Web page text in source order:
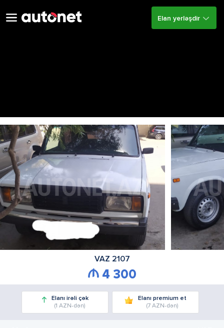
Elan yerləşdir
VAZ 2107
4 300
Elanı irəli çək
(1 AZN-dən)
Elanı premium et
(7 AZN-dən)